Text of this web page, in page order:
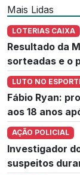
Mais Lidas
LOTERIAS CAIXA
Resultado da
sorteadas e o
LUTO NO
Fábio Ryan:
aos 18 anos
AÇÃO POLICIAL
Investigador
suspeitos